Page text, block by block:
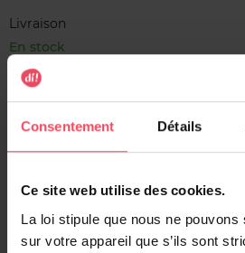
Consentement Détails
Ce site web utilise des cookies.
La loi stipule que nous ne
sur votre appareil que s’ils sont
Livraison
En stock
Livraison gratuite à l'achat de
Expédition sous 24h